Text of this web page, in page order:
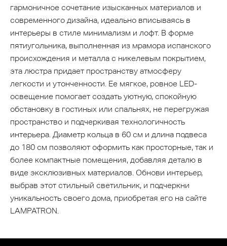
гармоничное сочетание изысканных материалов и
современного дизайна, идеально вписываясь в
интерьеры в стиле минимализм и лофт. В форме
пятиугольника, выполненная из мрамора испанского
происхождения и металла с никелевым покрытием,
эта люстра придает пространству атмосферу
легкости и утонченности. Ее мягкое, ровное LED-
освещение помогает создать уютную, спокойную
обстановку в гостиных или спальнях, не перегружая
пространство и подчеркивая технологичность
интерьера. Диаметр кольца в 60 см и длина подвеса
до 180 см позволяют оформить как просторные, так и
более компактные помещения, добавляя деталю в
виде эксклюзивных материалов. Обнови интерьер,
выбрав этот стильный светильник, и подчеркни
уникальность своего дома, приобретая его на сайте
LAMPATRON.